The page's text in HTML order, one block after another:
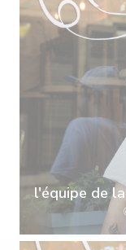
l'équipe de